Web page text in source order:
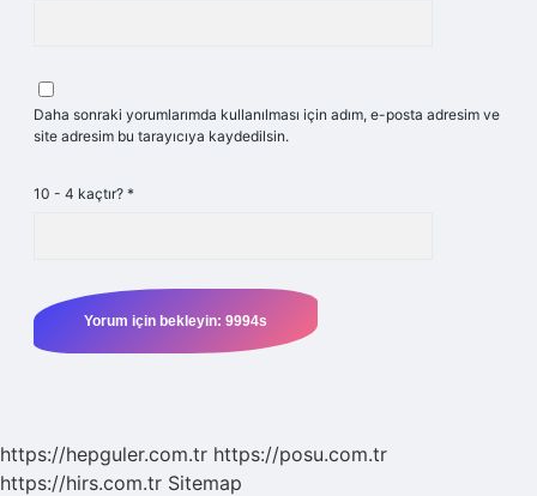
Daha sonraki yorumlarımda kullanılması için adım, e-posta adresim ve
site adresim bu tarayıcıya kaydedilsin.
10 - 4 kaçtır? *
https://hepguler.com.tr https://posu.com.tr
https://hirs.com.tr Sitemap